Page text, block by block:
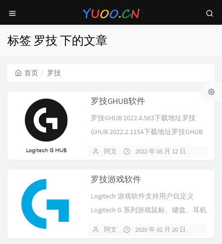
标签 罗技 下的文章
首页 罗技
罗技GHUB软件
罗技GHUB 2022.4.563下载地址罗技
GHUB 2022.2.1154下载地址罗技GHUB
阿文 2022 年 05 月 12 日
罗技游戏软件
Logitech 游戏软件支持用户自定义
Logitech G 系列游戏鼠标、键盘、耳机
阿文 2020 年 02 月 20 日